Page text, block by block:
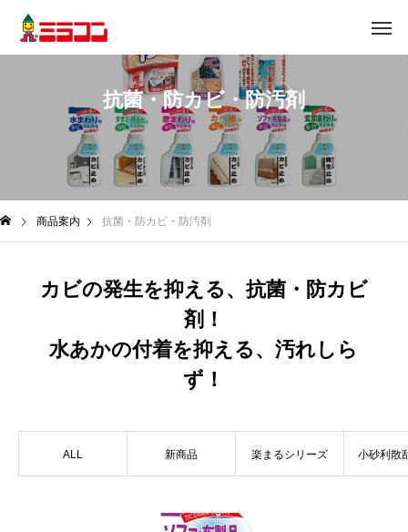
抗菌・防カビ・防汚剤
商品案内 抗菌・防カビ・防汚剤
カビの発生を抑える、抗菌・防カビ
剤！
水あかの付着を抑える、汚れしら
ず！
ALL 新商品 楽まるシリーズ 小砂利散